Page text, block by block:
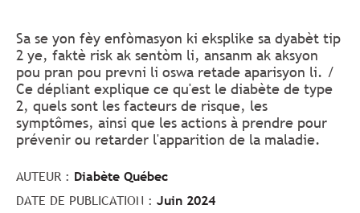
Sa se yon fèy enfòmasyon ki eksplike sa dyabèt tip
2 ye, faktè risk ak sentòm li, ansanm ak aksyon
pou pran pou prevni li oswa retade aparisyon li. /
Ce dépliant explique ce qu'est le diabète de type
2, quels sont les facteurs de risque, les
symptômes, ainsi que les actions à prendre pour
prévenir ou retarder l'apparition de la maladie.
AUTEUR : Diabète Québec
DATE DE PUBLICATION : Juin 2024